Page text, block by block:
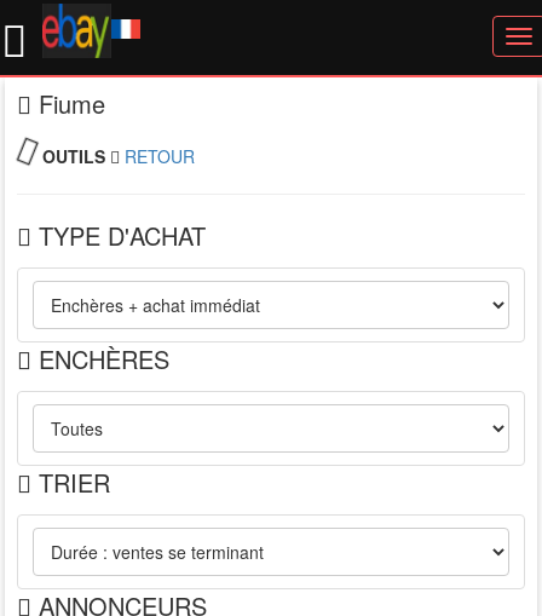
Fiume
OUTILS RETOUR
TYPE D'ACHAT
ENCHÈRES
TRIER
ANNONCEURS